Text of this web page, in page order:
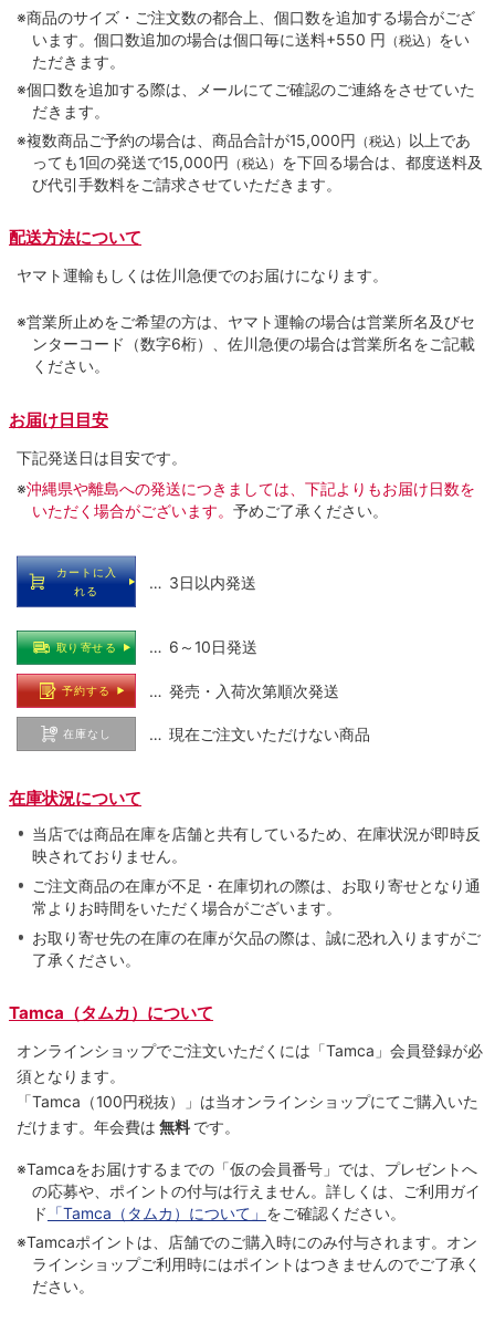
※商品のサイズ・ご注文数の都合上、個口数を追加する場合がござ
います。個口数追加の場合は個口毎に送料+550 円 （税込） をい
ただきます。
※個口数を追加する際は、メールにてご確認のご連絡をさせていた
だきます。
※複数商品ご予約の場合は、商品合計が15,000円 （税込） 以上であ
っても1回の発送で15,000円 （税込） を下回る場合は、都度送料及
び代引手数料をご請求させていただきます。
配送方法について
ヤマト運輸もしくは佐川急便でのお届けになります。
※営業所止めをご希望の方は、ヤマト運輸の場合は営業所名及びセ
ンターコード（数字6桁）、佐川急便の場合は営業所名をご記載
ください。
お届け日目安
下記発送日は目安です。
※沖縄県や離島への発送につきましては、下記よりもお届け日数を
いただく場合がございます。 予めご了承ください。
カートに入
れる
… 3日以内発送
取り寄せる … 6～10日発送
予約する … 発売・入荷次第順次発送
在庫なし … 現在ご注文いただけない商品
在庫状況について
当店では商品在庫を店舗と共有しているため、在庫状況が即時反
映されておりません。
ご注文商品の在庫が不足・在庫切れの際は、お取り寄せとなり通
常よりお時間をいただく場合がございます。
お取り寄せ先の在庫の在庫が欠品の際は、誠に恐れ入りますがご
了承ください。
Tamca（タムカ）について
オンラインショップでご注⽂いただくには「Tamca」会員登録が必
須となります。
「Tamca （100円税抜）
」は当オンラインショップにてご購⼊いた
だけます。 年会費は 無料 です。
※Tamcaをお届けするまでの「仮の会員番号」では、プレゼントへ
の応募や、ポイントの付与は⾏えません。詳しくは、ご利⽤ガイ
ド 「Tamca（タムカ）について」 をご確認ください。
※Tamcaポイントは、店舗でのご購⼊時にのみ付与されます。オン
ラインショップご利用時にはポイントはつきませんのでご了承く
ださい。